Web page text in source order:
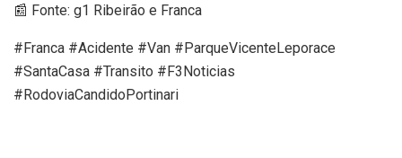
📰 Fonte: g1 Ribeirão e Franca
#Franca #Acidente #Van #ParqueVicenteLeporace
#SantaCasa #Transito #F3Noticias
#RodoviaCandidoPortinari